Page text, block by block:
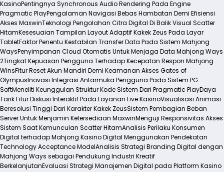
KasinoPentingnya Synchronous Audio Rendering Pada Engine
Pragmatic PlayPengalaman Navigasi Bebas Hambatan Demi Efisiensi
Akses MaxwinTeknologi Pengolahan Citra Digital Di Balik Visual Scatter
HitamKesesuaian Tampilan Layout Adaptif Kakek Zeus Pada Layar
TabletFaktor Penentu Kestabilan Transfer Data Pada Sistem Mahjong
WaysPenyimpanan Cloud Otomatis Untuk Menjaga Data Mahjong Ways
2Tingkat Kepuasan Pengguna Terhadap Kecepatan Respon Mahjong
WinsFitur Reset Akun Mandiri Demi Keamanan Akses Gates of
OlympusInovasi Integrasi Antarmuka Pengguna Pada Sistem PG
SoftMeneliti Keunggulan Struktur Kode Sistem Dari Pragmatic PlayDaya
Tarik Fitur Diskusi Interaktif Pada Layanan Live KasinoVisualisasi Animasi
Beresolusi Tinggi Dari Karakter Kakek ZeusSistem Pembagian Beban
Server Untuk Menjamin Ketersediaan MaxwinMenguji Responsivitas Akses
Sistem Saat Kemunculan Scatter HitamAnalisis Perilaku Konsumen
Digital terhadap Mahjong Kasino Digital Menggunakan Pendekatan
Technology Acceptance ModelAnalisis Strategi Branding Digital dengan
Mahjong Ways sebagai Pendukung Industri Kreatif
BerkelanjutanEvaluasi Strategi Manajemen Digital pada Platform Kasino